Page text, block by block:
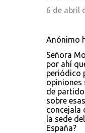
6 de abril
Anónimo
Señora
por ahí
periódico
opiniones
de
sobre
concejala
la sede
España?